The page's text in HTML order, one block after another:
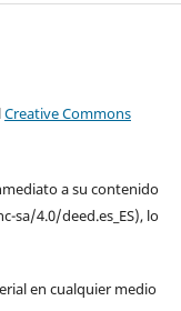
Creative Commons
a su contenido
4.0/deed.es_ES), lo
en cualquier medio